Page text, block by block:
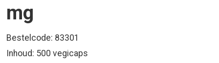
mg
Bestelcode: 83301
Inhoud: 500 vegicaps